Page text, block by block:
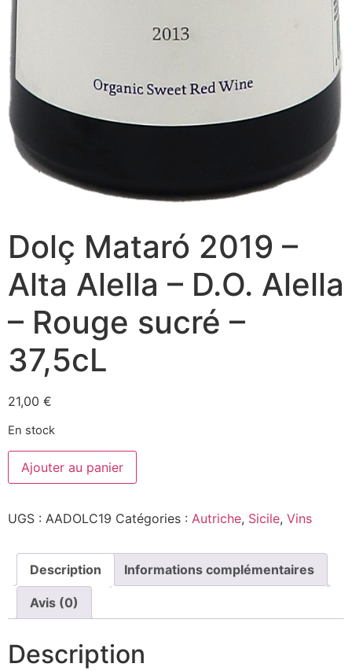
Dolç Mataró 2019 –
Alta Alella – D.O. Alella
– Rouge sucré –
37,5cL
21,00 €
En stock
quantité
de
Dolç
-
Alella
Rouge
sucré
37,5cL
Ajouter au panier
UGS : AADOLC19 Catégories : Autriche, Sicile, Vins
Description Informations complémentaires
Avis (0)
Description